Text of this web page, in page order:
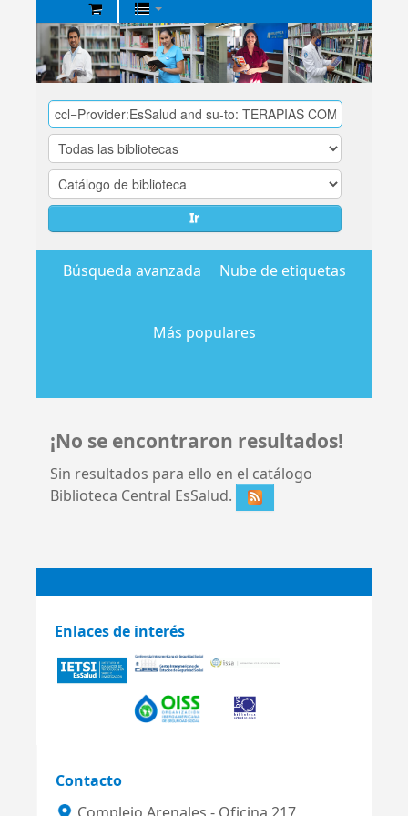
Biblioteca
Central
EsSalud
Ir
Búsqueda avanzada Nube de etiquetas
Más populares
¡No se encontraron resultados!
Sin resultados para ello en el catálogo
Biblioteca Central EsSalud.
Enlaces de interés
Contacto